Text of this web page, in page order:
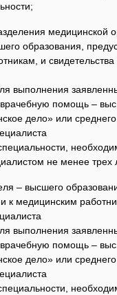
образования,
и
выполнения
помощь –
дело» или
не менее трех
– высшего
медицинским
выполнения
помощь –
дело» или